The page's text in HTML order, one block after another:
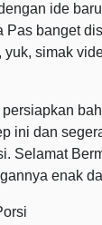
ide
Pas banget
yuk, simak
ini dan
Selamat
enak